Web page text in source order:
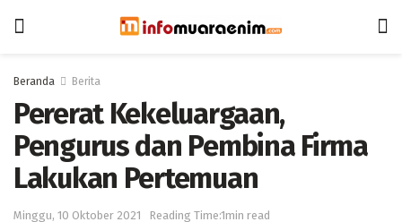
Beranda Berita
Pererat Kekeluargaan,
Pengurus dan Pembina Firma
Lakukan Pertemuan
Minggu, 10 Oktober 2021 Reading Time:1min read